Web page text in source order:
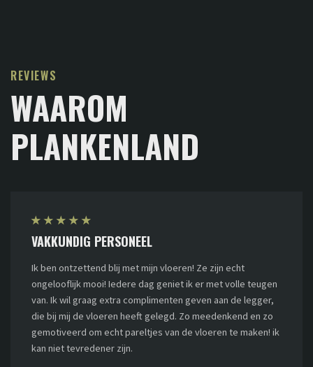
REVIEWS
WAAROM
PLANKENLAND
★ ★ ★ ★ ★
VAKKUNDIG PERSONEEL
Ik ben ontzettend blij met mijn vloeren! Ze zijn echt
ongelooflijk mooi! Iedere dag geniet ik er met volle teugen
van. Ik wil graag extra complimenten geven aan de legger,
die bij mij de vloeren heeft gelegd. Zo meedenkend en zo
gemotiveerd om echt pareltjes van de vloeren te maken! ik
kan niet tevredener zijn.